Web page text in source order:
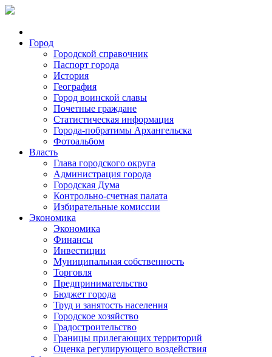
Город
Городской справочник
Паспорт города
История
География
Город воинской славы
Почетные граждане
Статистическая информация
Города-побратимы Архангельска
Фотоальбом
Власть
Глава городского округа
Администрация города
Городская Дума
Контрольно-счетная палата
Избирательные комиссии
Экономика
Экономика
Финансы
Инвестиции
Муниципальная собственность
Торговля
Предпринимательство
Бюджет города
Труд и занятость населения
Городское хозяйство
Градостроительство
Границы прилегающих территорий
Оценка регулирующего воздействия